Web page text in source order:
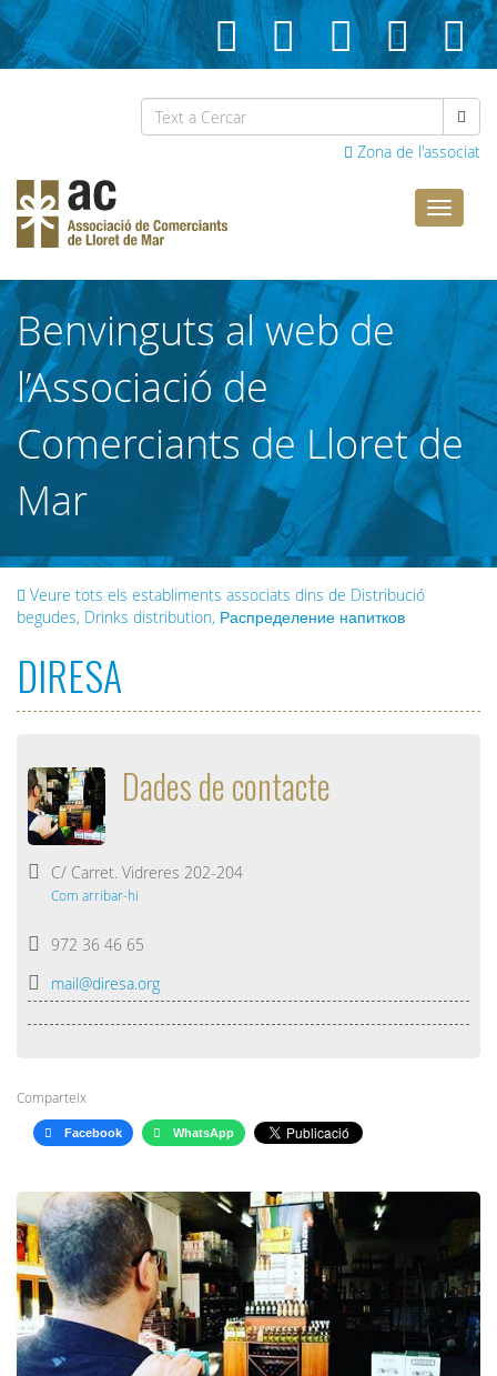
Zona de l'associat
Lloret
Benvinguts al web de
l’Associació de
Comerciants de Lloret de
Mar
Veure tots els establiments associats dins de Distribució
begudes, Drinks distribution, Распределение напитков
DIRESA
Dades de contacte
C/ Carret. Vidreres 202-204
Com arribar-hi
972 36 46 65
mail@diresa.org
Comparteix
Facebook WhatsApp